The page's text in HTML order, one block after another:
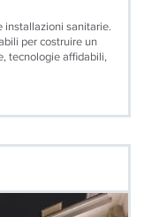
installazioni sanitarie.
per costruire un
tecnologie affidabili,